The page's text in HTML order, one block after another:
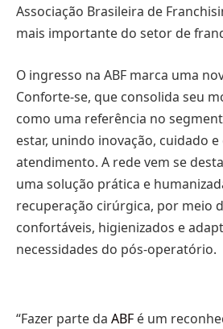
Associação Brasileira de
mais importante do setor de
O ingresso na ABF marca uma
Conforte-se, que consolida seu
como uma referência no
estar, unindo inovação, cuidado e
atendimento. A rede vem se
uma solução prática e
recuperação cirúrgica, por meio
confortáveis, higienizados e
necessidades do pós-operatório.
“Fazer parte da ABF é um